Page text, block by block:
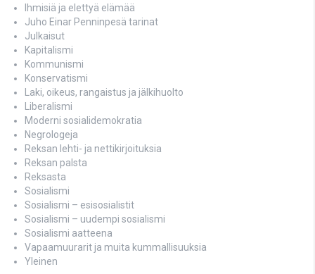
Ihmisiä ja elettyä elämää
Juho Einar Penninpesä tarinat
Julkaisut
Kapitalismi
Kommunismi
Konservatismi
Laki, oikeus, rangaistus ja jälkihuolto
Liberalismi
Moderni sosialidemokratia
Negrologeja
Reksan lehti- ja nettikirjoituksia
Reksan palsta
Reksasta
Sosialismi
Sosialismi – esisosialistit
Sosialismi – uudempi sosialismi
Sosialismi aatteena
Vapaamuurarit ja muita kummallisuuksia
Yleinen